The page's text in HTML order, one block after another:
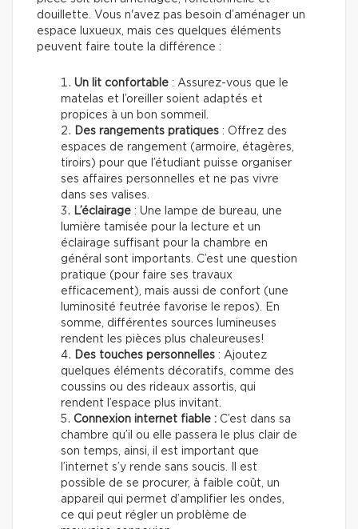
douillette. Vous n'avez pas besoin d’aménager un
espace luxueux, mais ces quelques éléments
peuvent faire toute la différence :
Un lit confortable : Assurez-vous que le
matelas et l’oreiller soient adaptés et
propices à un bon sommeil.
Des rangements pratiques : Offrez des
espaces de rangement (armoire, étagères,
tiroirs) pour que l’étudiant puisse organiser
ses affaires personnelles et ne pas vivre
dans ses valises.
L’éclairage : Une lampe de bureau, une
lumière tamisée pour la lecture et un
éclairage suffisant pour la chambre en
général sont importants. C’est une question
pratique (pour faire ses travaux
efficacement), mais aussi de confort (une
luminosité feutrée favorise le repos). En
somme, différentes sources lumineuses
rendent les pièces plus chaleureuses!
Des touches personnelles : Ajoutez
quelques éléments décoratifs, comme des
coussins ou des rideaux assortis, qui
rendent l’espace plus invitant.
Connexion internet fiable : C’est dans sa
chambre qu’il ou elle passera le plus clair de
son temps, ainsi, il est important que
l’internet s’y rende sans soucis. Il est
possible de se procurer, à faible coût, un
appareil qui permet d’amplifier les ondes,
ce qui peut régler un problème de